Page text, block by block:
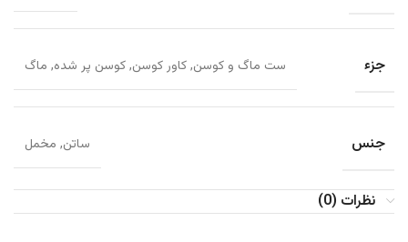
جزء ست ماگ و کوسن, کاور کوسن, کوسن پر شده, ماگ
جنس ساتن, مخمل
نظرات (0)